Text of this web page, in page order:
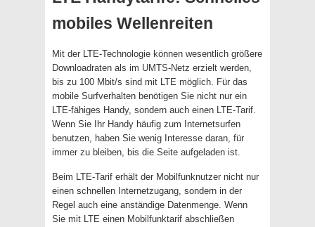
mobiles Wellenreiten
Mit der LTE-Technologie können wesentlich größere
Downloadraten als im UMTS-Netz erzielt werden,
bis zu 100 Mbit/s sind mit LTE möglich. Für das
mobile Surfverhalten benötigen Sie nicht nur ein
LTE-fähiges Handy, sondern auch einen LTE-Tarif.
Wenn Sie Ihr Handy häufig zum Internetsurfen
benutzen, haben Sie wenig Interesse daran, für
immer zu bleiben, bis die Seite aufgeladen ist.
Beim LTE-Tarif erhält der Mobilfunknutzer nicht nur
einen schnellen Internetzugang, sondern in der
Regel auch eine anständige Datenmenge. Wenn
Sie mit LTE einen Mobilfunktarif abschließen